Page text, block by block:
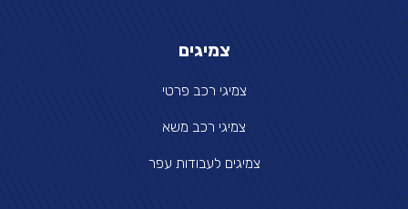
צמיגים
צמיגי רכב פרטי
צמיגי רכב משא
צמיגים לעבודות עפר